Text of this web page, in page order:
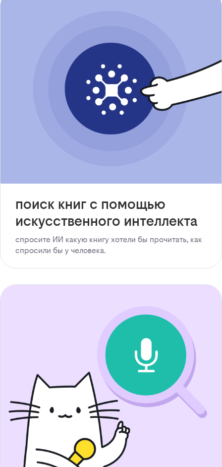
поиск книг с помощью
искусственного интеллекта
спросите ИИ какую книгу хотели бы прочитать, как
спросили бы у человека.